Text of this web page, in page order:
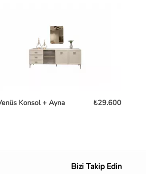
Konsol + Ayna ₺29.600
Bizi Takip Edin